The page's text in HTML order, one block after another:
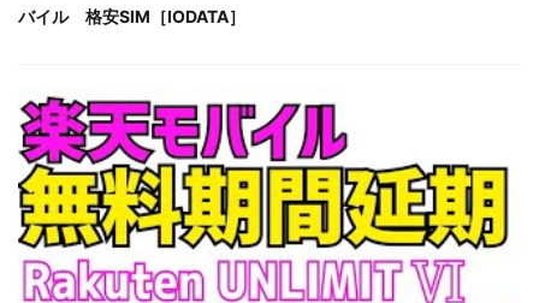
バイル 格安SIM［IODATA］